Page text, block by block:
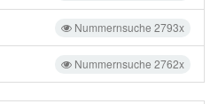
Nummernsuche 2793x
Nummernsuche 2762x